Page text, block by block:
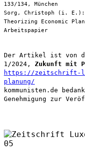
133/134, München
Sorg, Christoph (i. E.):
Theorizing Economic
Arbeitspapier
Der Artikel ist von
1/2024, Zukunft mit
https://zeitschrift-
planung/
kommunisten.de
Genehmigung zur